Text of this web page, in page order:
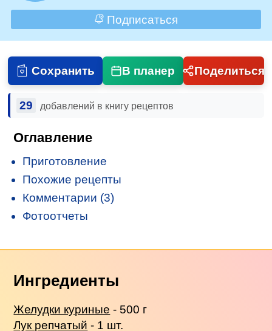
Подписаться
Сохранить В планер Поделиться
29 добавлений в книгу рецептов
Оглавление
Приготовление
Похожие рецепты
Комментарии (3)
Фотоотчеты
Ингредиенты
Желудки куриные - 500 г
Лук репчатый - 1 шт.